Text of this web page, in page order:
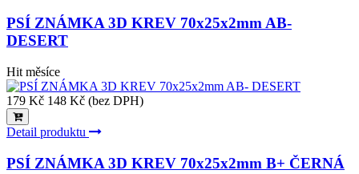
PSÍ ZNÁMKA 3D KREV 70x25x2mm AB-
DESERT
Hit měsíce
179 Kč 148 Kč (bez DPH)
Detail produktu
PSÍ ZNÁMKA 3D KREV 70x25x2mm B+ ČERNÁ